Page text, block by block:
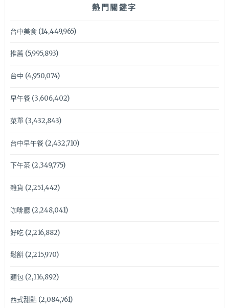
熱門關鍵字
台中美食(14,449,965)
推薦(5,995,893)
台中 (4,950,074)
早午餐(3,606,402)
菜單(3,432,843)
台中早午餐(2,432,710)
下午茶(2,349,775)
雜貨 (2,251,442)
咖啡廳(2,248,041)
好吃(2,216,882)
鬆餅(2,215,970)
麵包(2,116,892)
西式甜點(2,084,761)